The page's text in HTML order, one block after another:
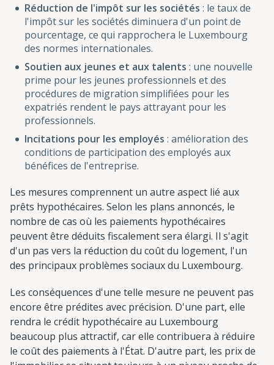
Réduction de l'impôt sur les sociétés : le taux de
l'impôt sur les sociétés diminuera d'un point de
pourcentage, ce qui rapprochera le Luxembourg
des normes internationales.
Soutien aux jeunes et aux talents : une nouvelle
prime pour les jeunes professionnels et des
procédures de migration simplifiées pour les
expatriés rendent le pays attrayant pour les
professionnels.
Incitations pour les employés : amélioration des
conditions de participation des employés aux
bénéfices de l'entreprise.
Les mesures comprennent un autre aspect lié aux
prêts hypothécaires. Selon les plans annoncés, le
nombre de cas où les paiements hypothécaires
peuvent être déduits fiscalement sera élargi. Il s'agit
d'un pas vers la réduction du coût du logement, l'un
des principaux problèmes sociaux du Luxembourg.
Les conséquences d'une telle mesure ne peuvent pas
encore être prédites avec précision. D'une part, elle
rendra le crédit hypothécaire au Luxembourg
beaucoup plus attractif, car elle contribuera à réduire
le coût des paiements à l'État. D'autre part, les prix de